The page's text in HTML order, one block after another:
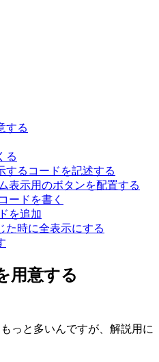
する
る
するコードを記述する
表示用のボタンを配置する
ードを書く
を追加
た時に全表示にする
用意する
っと多いんですが、解説用に